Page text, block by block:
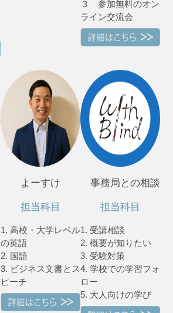
３ 参加無料のオン
ライン交流会
よーすけ
担当科目
1. 高校・大学レベル
の英語
2. 国語
3. ビジネス文書とス
ピーチ
事務局との相談
担当科目
1. 受講相談
2. 概要が知りたい
3. 受験対策
4. 学校での学習フォ
ロー
5. 大人向けの学び